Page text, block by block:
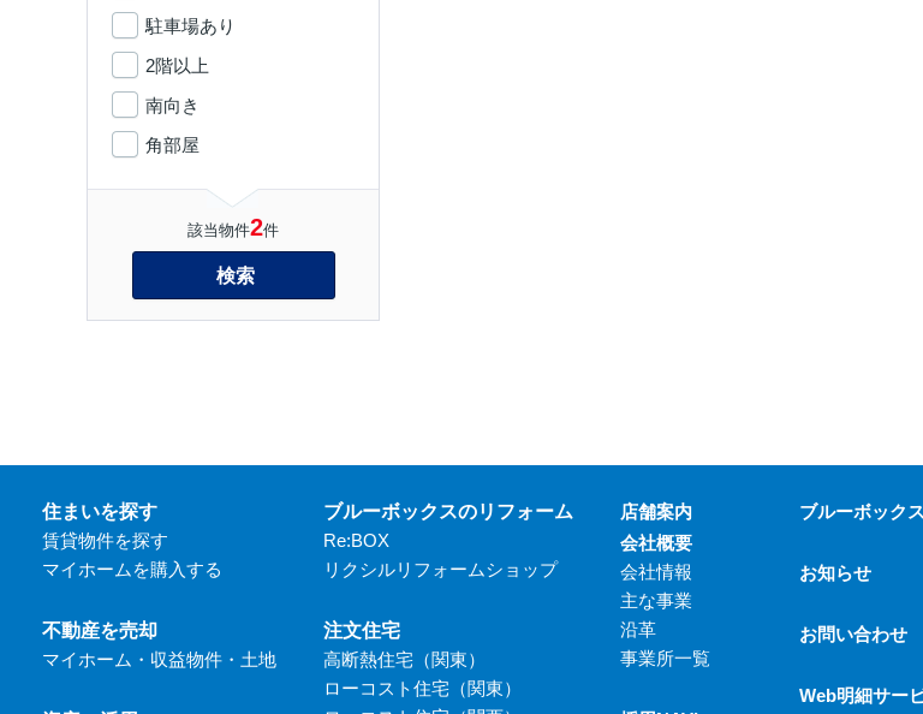
駐車場あり
2階以上
南向き
角部屋
該当物件2件
検索
住まいを探す
賃貸物件を探す
マイホームを購入する
不動産を売却
マイホーム・収益物件・土地
ブルーボックスのリフォーム
Re:BOX
リクシルリフォームショップ
注文住宅
高断熱住宅（関東）
ローコスト住宅（関東）
店舗案内
会社概要
会社情報
主な事業
沿革
事業所一覧
ブルーボック
お知らせ
お問い合わせ
Web明細サー